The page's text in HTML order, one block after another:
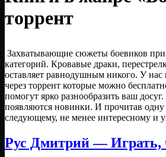
торрент
Захватывающие сюжеты боевиков
категорий. Кровавые драки,
оставляет равнодушным никого. У
через торрент которые можно
помогут ярко разнообразить ваш
появляются новинки. И прочитав
следующему, не менее интересному и
Рус Дмитрий — Играть,